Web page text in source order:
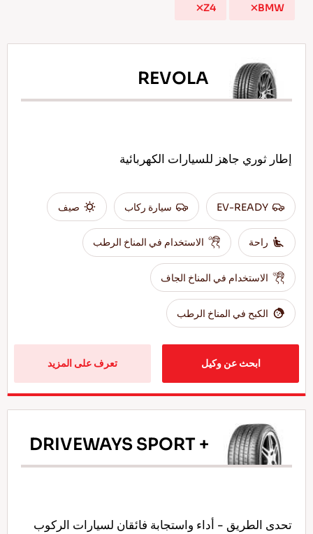
نصائح للقيادة في الثلج
اقرأ المزيد
BMW
Z4
REVOLA
إطار ثوري جاهز للسيارات الكهربائية
EV-READY سيارة ركاب صيف
راحة الاستخدام في المناخ الرطب
الاستخدام في المناخ الجاف
الكبح في المناخ الرطب
ابحث عن وكيل تعرف على المزيد
DRIVEWAYS SPORT +
تحدى الطريق - أداء واستجابة فائقان لسيارات الركوب